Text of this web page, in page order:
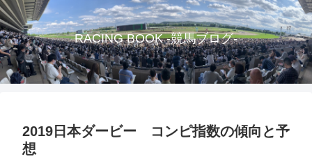
RACING BOOK -競馬ブログ-
2019日本ダービー コンピ指数の傾向と予
想